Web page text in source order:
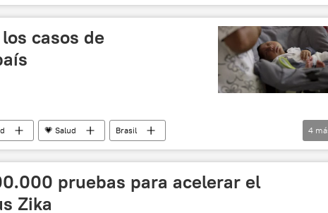
noticias
casos de
💗 Salud
Brasil
microcefalia virus Zika noticias
4
pruebas para acelerar el
Zika